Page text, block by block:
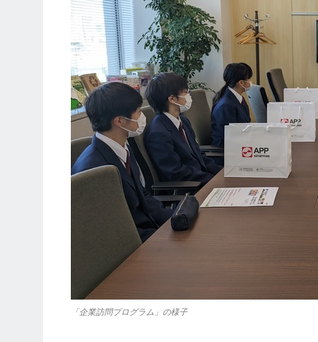
「企業訪問プログラム」の様子